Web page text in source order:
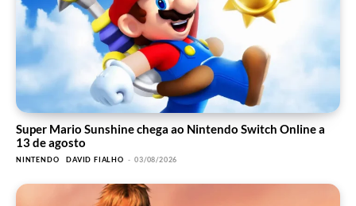
Super Mario Sunshine chega ao Nintendo Switch Online a
13 de agosto
NINTENDO DAVID FIALHO - 03/08/2026